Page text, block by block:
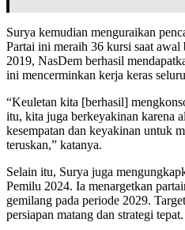
Surya kemudian menguraikan
Partai ini meraih 36 kursi saat
2019, NasDem berhasil
ini mencerminkan kerja keras
“Keuletan kita [berhasil]
itu, kita juga berkeyakinan karena
kesempatan dan keyakinan untuk
teruskan,” katanya.
Selain itu, Surya juga
Pemilu 2024. Ia menargetkan
gemilang pada periode 2029.
persiapan matang dan strategi tepat.